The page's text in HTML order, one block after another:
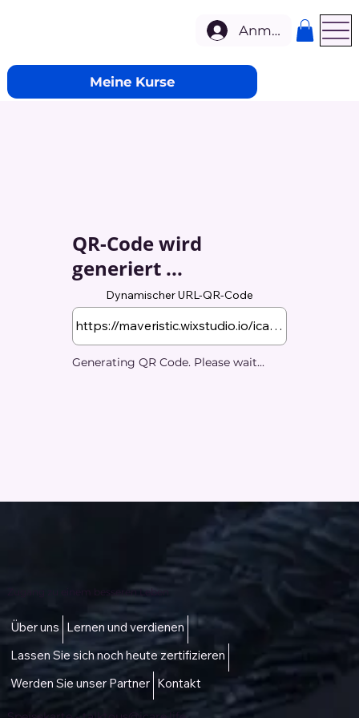
Meine Kurse
Anmelden
QR-Code wird
generiert ...
Dynamischer URL-QR-Code
Generating QR Code. Please wait...
Zugang zu einem besseren Leben
Über uns Lernen und verdienen
Lassen Sie sich noch heute zertifizieren
Werden Sie unser Partner Kontakt